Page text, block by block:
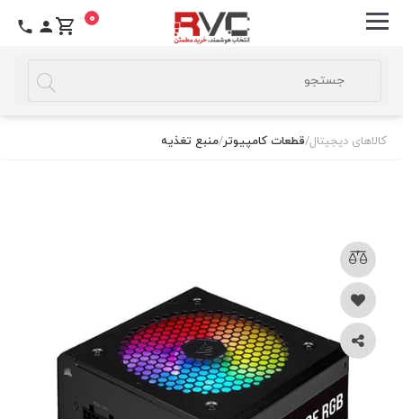
0
کالاهای دیجیتال/قطعات کامپیوتر/منبع تغذیه